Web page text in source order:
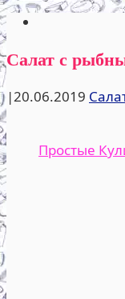
Простые
Салат с
|20.06.2019